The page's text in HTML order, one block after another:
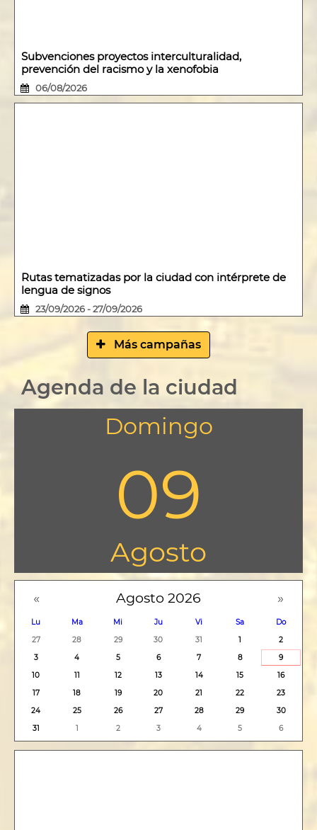
Subvenciones proyectos interculturalidad,
prevención del racismo y la xenofobia
06/08/2026
Rutas tematizadas por la ciudad con intérprete de
lengua de signos
23/09/2026 - 27/09/2026
Más campañas
Agenda de la ciudad
Domingo
09
Agosto
« Agosto 2026 »
Lu Ma Mi Ju Vi Sa
Do
27
28 29 30 31 1
2
3
4 5 6 7 8
9
10
11 12 13 14 15
16
17
18 19 20 21 22
23
24
25 26 27 28 29
30
31
1 2 3 4 5 6